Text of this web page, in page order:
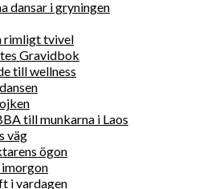
dansar i gryningen
rimligt tvivel
Gravidbok
till wellness
till munkarna i Laos
väg
ögon
imorgon
i vardagen